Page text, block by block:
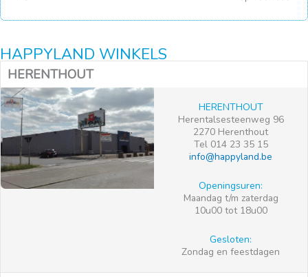
HAPPYLAND WINKELS
HERENTHOUT
HERENTHOUT
Herentalsesteenweg 96
2270 Herenthout
Tel 014 23 35 15
info@happyland.be
Openingsuren:
Maandag t/m zaterdag
10u00 tot 18u00
Gesloten:
Zondag en feestdagen